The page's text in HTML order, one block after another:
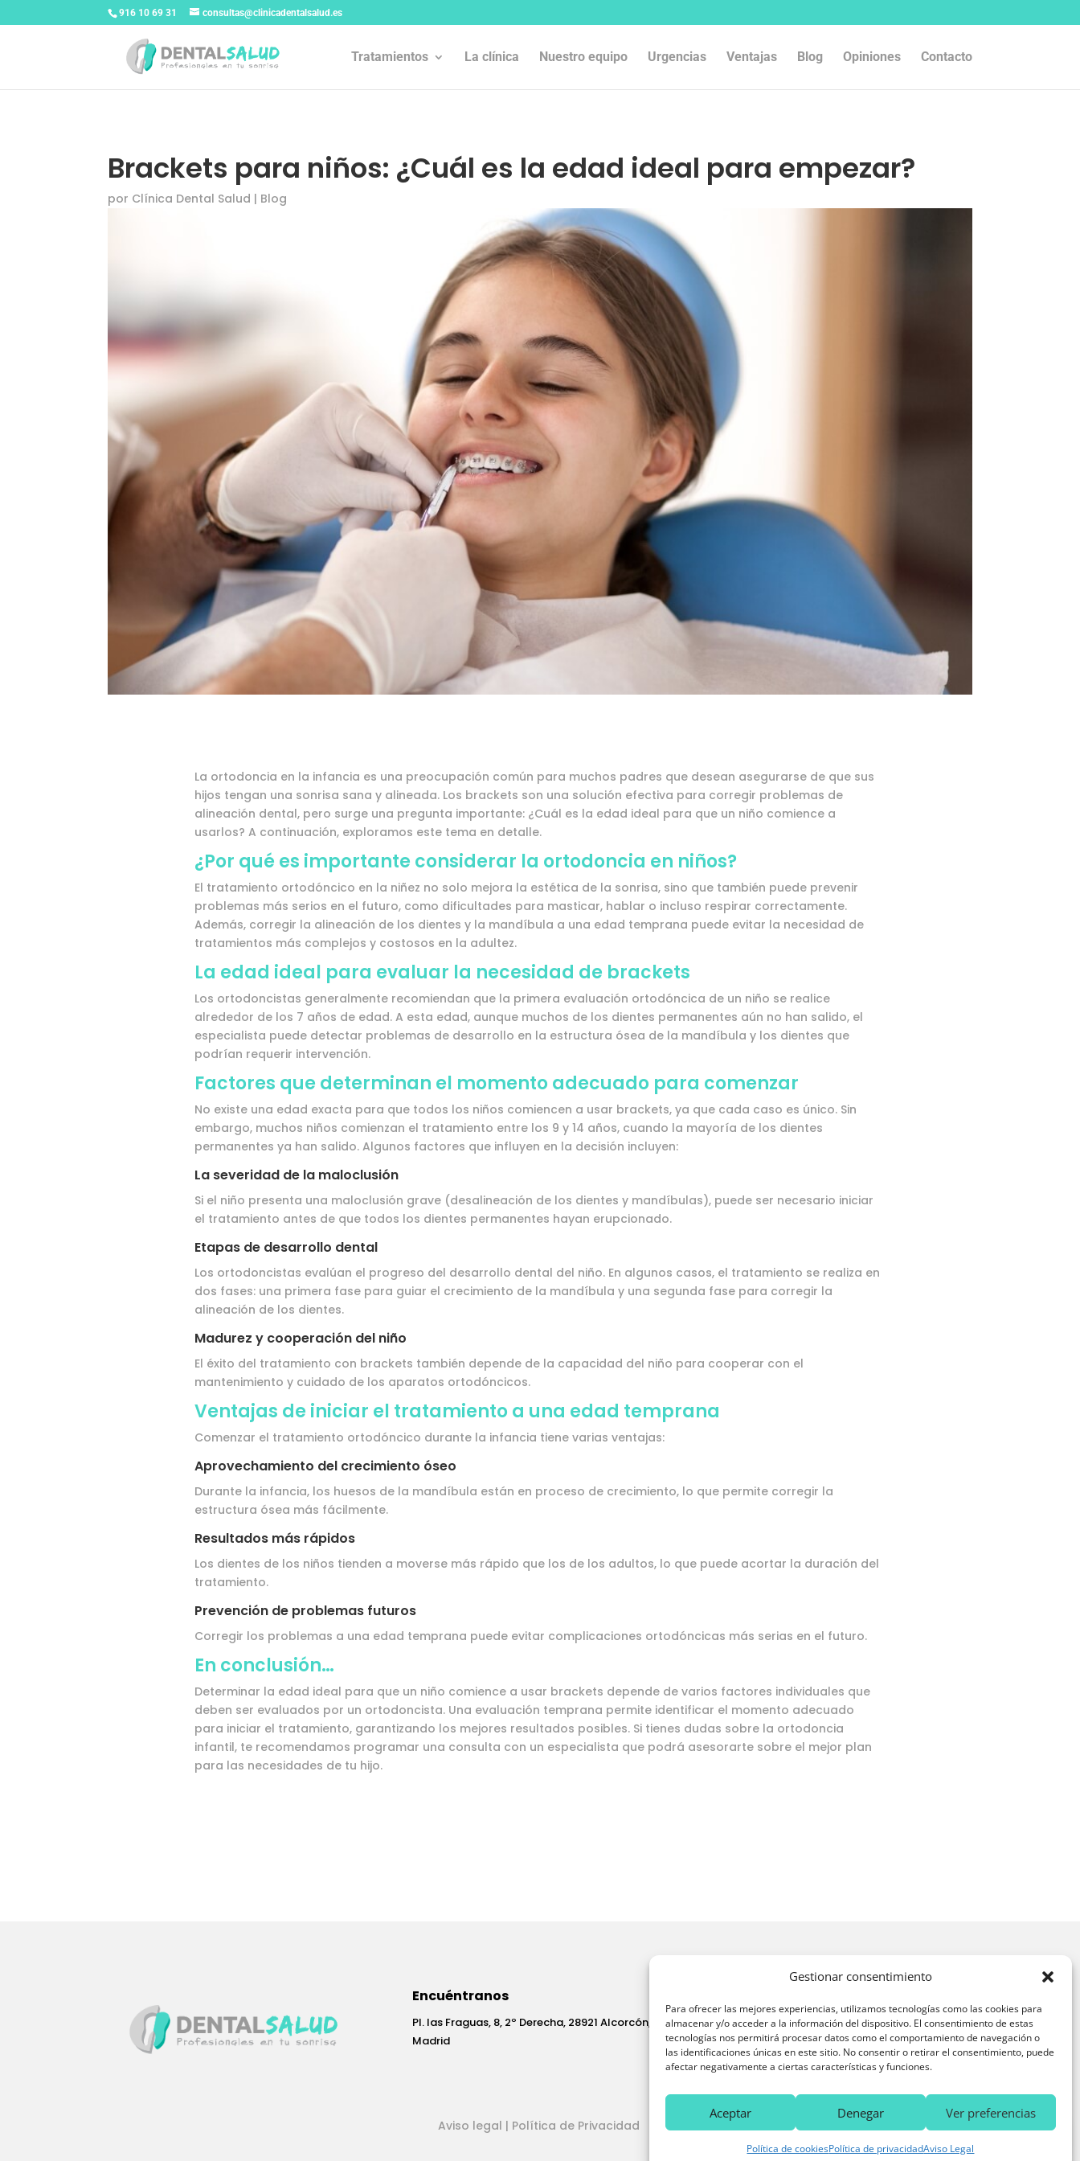
Gestionar consentimiento
Para ofrecer las mejores experiencias, utilizamos tecnologías como las cookies para
almacenar y/o acceder a la información del dispositivo. El consentimiento de estas
tecnologías nos permitirá procesar datos como el comportamiento de navegación o
las identificaciones únicas en este sitio. No consentir o retirar el consentimiento, puede
afectar negativamente a ciertas características y funciones.
Aceptar Denegar Ver preferencias
Política de cookiesPolítica de privacidadAviso Legal
916 10 69 31 consultas@clinicadentalsalud.es
Tratamientos La clínica Nuestro equipo Urgencias Ventajas Blog Opiniones Contacto
Brackets para niños: ¿Cuál es la edad ideal para empezar?
por Clínica Dental Salud | Blog
La ortodoncia en la infancia es una preocupación común para muchos padres que desean asegurarse de que sus
hijos tengan una sonrisa sana y alineada. Los brackets son una solución efectiva para corregir problemas de
alineación dental, pero surge una pregunta importante: ¿Cuál es la edad ideal para que un niño comience a
usarlos? A continuación, exploramos este tema en detalle.
¿Por qué es importante considerar la ortodoncia en niños?
El tratamiento ortodóncico en la niñez no solo mejora la estética de la sonrisa, sino que también puede prevenir
problemas más serios en el futuro, como dificultades para masticar, hablar o incluso respirar correctamente.
Además, corregir la alineación de los dientes y la mandíbula a una edad temprana puede evitar la necesidad de
tratamientos más complejos y costosos en la adultez.
La edad ideal para evaluar la necesidad de brackets
Los ortodoncistas generalmente recomiendan que la primera evaluación ortodóncica de un niño se realice
alrededor de los 7 años de edad. A esta edad, aunque muchos de los dientes permanentes aún no han salido, el
especialista puede detectar problemas de desarrollo en la estructura ósea de la mandíbula y los dientes que
podrían requerir intervención.
Factores que determinan el momento adecuado para comenzar
No existe una edad exacta para que todos los niños comiencen a usar brackets, ya que cada caso es único. Sin
embargo, muchos niños comienzan el tratamiento entre los 9 y 14 años, cuando la mayoría de los dientes
permanentes ya han salido. Algunos factores que influyen en la decisión incluyen:
La severidad de la maloclusión
Si el niño presenta una maloclusión grave (desalineación de los dientes y mandíbulas), puede ser necesario iniciar
el tratamiento antes de que todos los dientes permanentes hayan erupcionado.
Etapas de desarrollo dental
Los ortodoncistas evalúan el progreso del desarrollo dental del niño. En algunos casos, el tratamiento se realiza en
dos fases: una primera fase para guiar el crecimiento de la mandíbula y una segunda fase para corregir la
alineación de los dientes.
Madurez y cooperación del niño
El éxito del tratamiento con brackets también depende de la capacidad del niño para cooperar con el
mantenimiento y cuidado de los aparatos ortodóncicos.
Ventajas de iniciar el tratamiento a una edad temprana
Comenzar el tratamiento ortodóncico durante la infancia tiene varias ventajas:
Aprovechamiento del crecimiento óseo
Durante la infancia, los huesos de la mandíbula están en proceso de crecimiento, lo que permite corregir la
estructura ósea más fácilmente.
Resultados más rápidos
Los dientes de los niños tienden a moverse más rápido que los de los adultos, lo que puede acortar la duración del
tratamiento.
Prevención de problemas futuros
Corregir los problemas a una edad temprana puede evitar complicaciones ortodóncicas más serias en el futuro.
En conclusión…
Determinar la edad ideal para que un niño comience a usar brackets depende de varios factores individuales que
deben ser evaluados por un ortodoncista. Una evaluación temprana permite identificar el momento adecuado
para iniciar el tratamiento, garantizando los mejores resultados posibles. Si tienes dudas sobre la ortodoncia
infantil, te recomendamos programar una consulta con un especialista que podrá asesorarte sobre el mejor plan
para las necesidades de tu hijo.
Encuéntranos
Pl. las Fraguas, 8, 2º Derecha, 28921 Alcorcón,
Madrid
916 10 69 31
640 63 76 38
consultas@clinicadentalsalud.es
Aviso legal | Política de Privacidad